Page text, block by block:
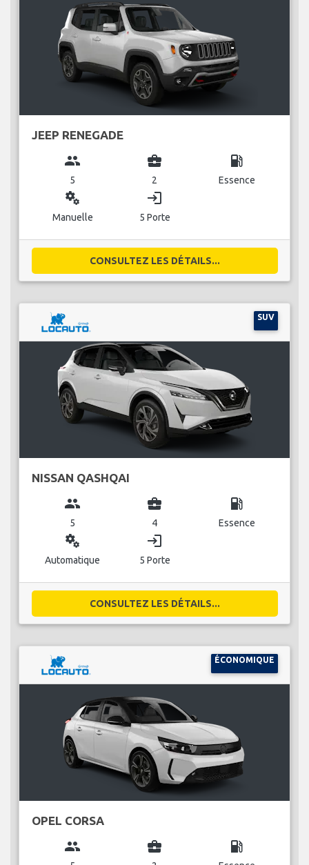
JEEP RENEGADE
group
5
business_center
2
local_gas_station
Essence
miscellaneous_services
Manuelle
login
5 Porte
CONSULTEZ LES DÉTAILS...
SUV
NISSAN QASHQAI
group
5
business_center
4
local_gas_station
Essence
miscellaneous_services
Automatique
login
5 Porte
CONSULTEZ LES DÉTAILS...
ÉCONOMIQUE
OPEL CORSA
group business_center local_gas_station